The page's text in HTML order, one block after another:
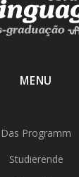
MENU
Das Programm
Studierende